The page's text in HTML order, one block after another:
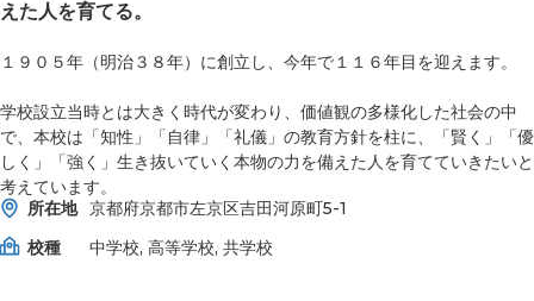
えた人を育てる。
１９０５年（明治３８年）に創立し、今年で１１６年目を迎えます。
学校設立当時とは大きく時代が変わり、価値観の多様化した社会の中
で、本校は「知性」「自律」「礼儀」の教育方針を柱に、「賢く」「優
しく」「強く」生き抜いていく本物の力を備えた人を育てていきたいと
考えています。
所在地 京都府京都市左京区吉田河原町5-1
校種
中学校, 高等学校, 共学校